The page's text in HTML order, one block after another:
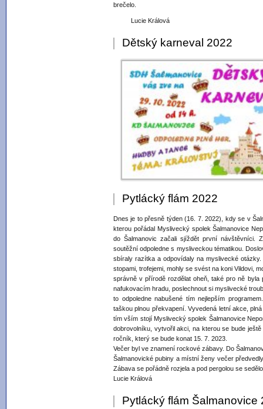
brečelo.
Lucie Králová
Dětský karneval 2022
Pytlácký flám 2022
Dnes je to přesně týden (16. 7. 2022), kdy se v
kterou pořádal Myslivecký spolek Šalmanovice
do Šalmanovic začali sjíždět první návštěvníci.
soutěžní odpoledne s mysliveckou tématikou.
sbíraly razítka a odpovídaly na myslivecké
stopami, trofejemi, mohly se svést na koni Vildovi,
správně v přírodě rozdělat oheň, také pro ně
nafukovacím hradu, poslechnout si myslivecké
to odpoledne nabušené tím nejlepším
taškou plnou překvapení. Vyvedená letní akce,
tím vším stojí Myslivecký spolek Šalmanovice
dobrovolníku, vytvořil akci, na kterou se bude
ročník, který se bude konat 15. 7. 2023.
Večer byl ve znamení rockové zábavy. Do
Šalmanovické pubiny a místní ženy večer
Zábava se pořádně rozjela a pod pergolou se
Lucie Králová
Pytlácký flám Šalmanovice